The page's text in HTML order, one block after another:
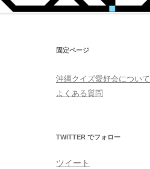
固定ページ
沖縄クイズ愛好会について
よくある質問
TWITTER でフォロー
ツイート